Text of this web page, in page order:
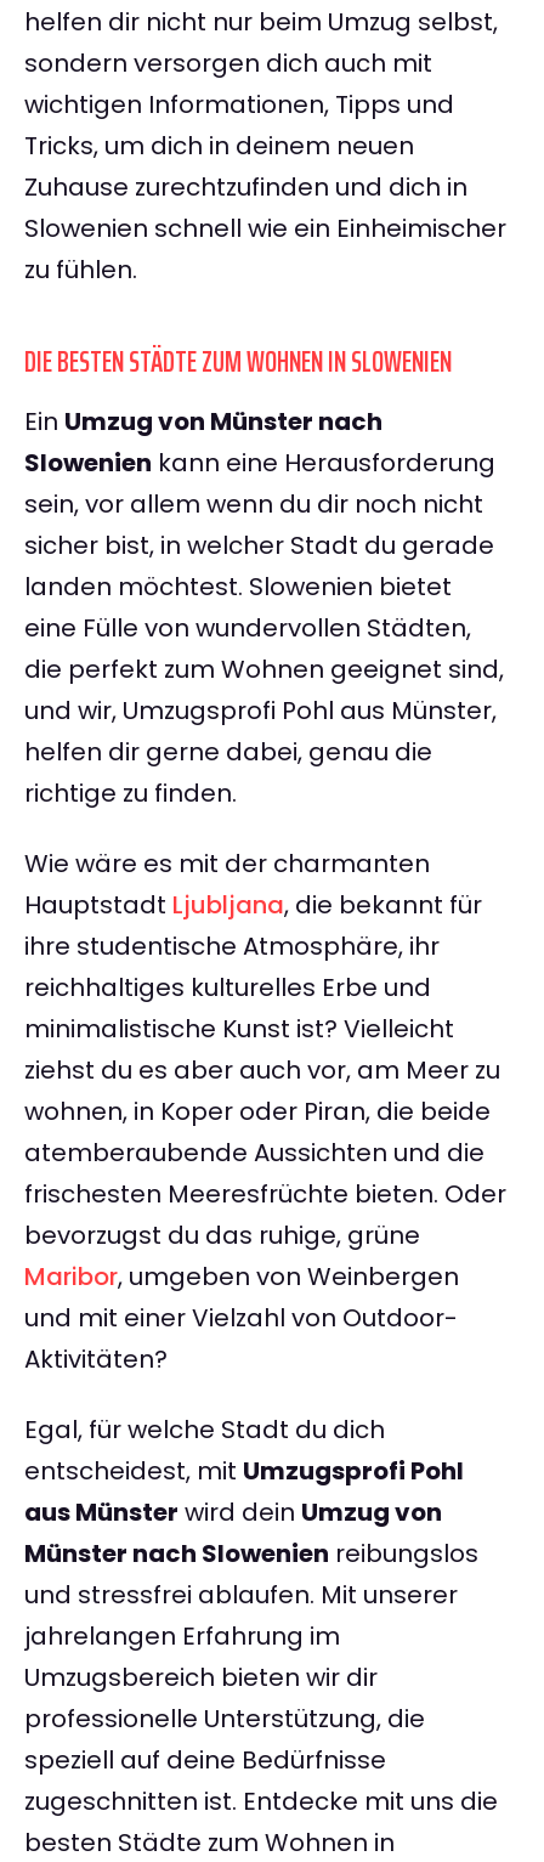
helfen dir nicht nur beim Umzug selbst,
sondern versorgen dich auch mit
wichtigen Informationen, Tipps und
Tricks, um dich in deinem neuen
Zuhause zurechtzufinden und dich in
Slowenien schnell wie ein Einheimischer
zu fühlen.
DIE BESTEN STÄDTE ZUM WOHNEN IN SLOWENIEN
Ein Umzug von Münster nach
Slowenien kann eine Herausforderung
sein, vor allem wenn du dir noch nicht
sicher bist, in welcher Stadt du gerade
landen möchtest. Slowenien bietet
eine Fülle von wundervollen Städten,
die perfekt zum Wohnen geeignet sind,
und wir, Umzugsprofi Pohl aus Münster,
helfen dir gerne dabei, genau die
richtige zu finden.
Wie wäre es mit der charmanten
Hauptstadt Ljubljana, die bekannt für
ihre studentische Atmosphäre, ihr
reichhaltiges kulturelles Erbe und
minimalistische Kunst ist? Vielleicht
ziehst du es aber auch vor, am Meer zu
wohnen, in Koper oder Piran, die beide
atemberaubende Aussichten und die
frischesten Meeresfrüchte bieten. Oder
bevorzugst du das ruhige, grüne
Maribor, umgeben von Weinbergen
und mit einer Vielzahl von Outdoor-
Aktivitäten?
Egal, für welche Stadt du dich
entscheidest, mit Umzugsprofi Pohl
aus Münster wird dein Umzug von
Münster nach Slowenien reibungslos
und stressfrei ablaufen. Mit unserer
jahrelangen Erfahrung im
Umzugsbereich bieten wir dir
professionelle Unterstützung, die
speziell auf deine Bedürfnisse
zugeschnitten ist. Entdecke mit uns die
besten Städte zum Wohnen in